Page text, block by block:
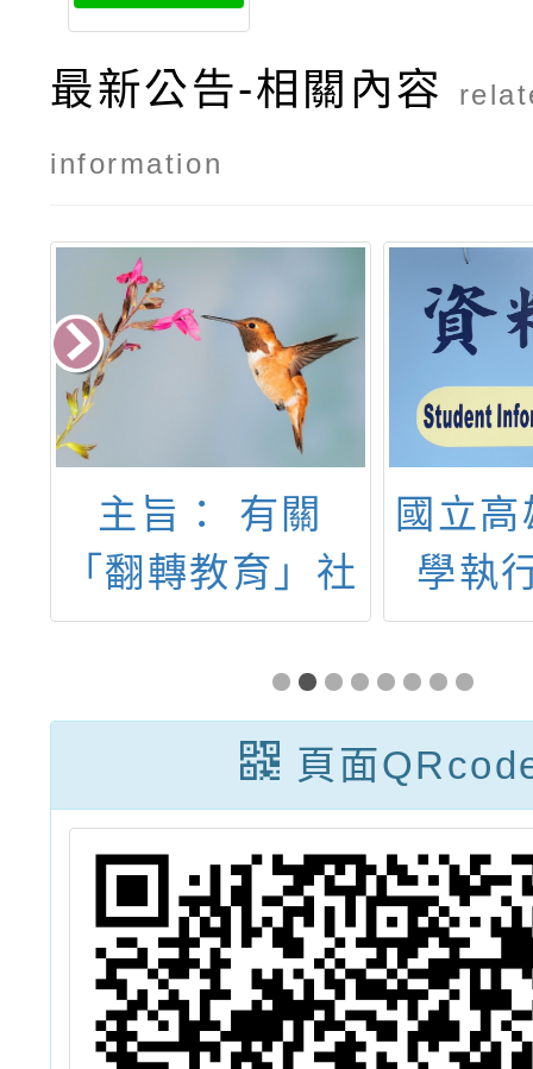
最新公告-相關內容
information
主旨： 有關
「翻轉教育」社
會情緒學習
（SEL）教學資
源推廣及教師支
持方案，敬請貴
校參考運用，並
轉知全體教師。
國立
學執
「技
者-職
適性
動總
出「
來-你
的破
頁面